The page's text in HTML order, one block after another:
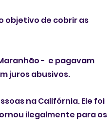
objetivo de cobrir as
-  e pagavam
juros abusivos.
na Califórnia. Ele foi
ilegalmente para os